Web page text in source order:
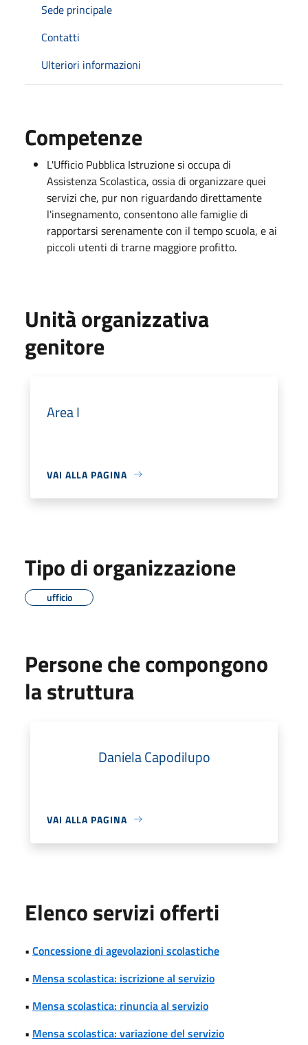
Sede principale
Contatti
Ulteriori informazioni
Competenze
L'Ufficio Pubblica Istruzione si occupa di
Assistenza Scolastica, ossia di organizzare quei
servizi che, pur non riguardando direttamente
l'insegnamento, consentono alle famiglie di
rapportarsi serenamente con il tempo scuola, e ai
piccoli utenti di trarne maggiore profitto.
Unità organizzativa
genitore
Area I
VAI ALLA PAGINA
Tipo di organizzazione
ufficio
Persone che compongono
la struttura
Daniela Capodilupo
VAI ALLA PAGINA
Elenco servizi offerti
• Concessione di agevolazioni scolastiche
• Mensa scolastica: iscrizione al servizio
• Mensa scolastica: rinuncia al servizio
• Mensa scolastica: variazione del servizio